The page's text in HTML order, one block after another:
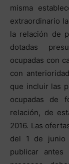
misma
extraordinario
la relación de
dotadas
ocupadas con
con
que incluir las
ocupadas de
relación, de
2016. Las
del 1 de junio
publicar